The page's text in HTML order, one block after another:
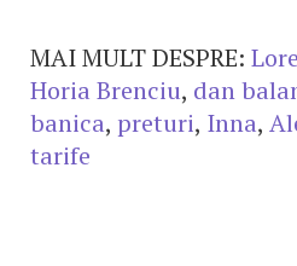
MAI MULT DESPRE:
Horia Brenciu, dan
banica, preturi, Inna,
tarife